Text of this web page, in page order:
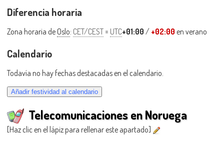
Diferencia horaria
Zona horaria de Oslo: CET/CEST = UTC+01:00 / +02:00 en verano
Calendario
Todavía no hay fechas destacadas en el calendario.
Telecomunicaciones en Noruega
[Haz clic en el lápiz para rellenar este apartado]